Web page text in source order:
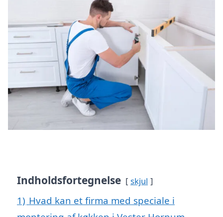
Indholdsfortegnelse skjul
1) Hvad kan et firma med speciale i